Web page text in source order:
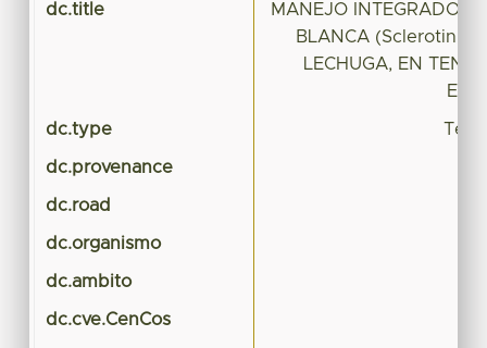
dc.title
MANEJO INTEGRADO
BLANCA (Sclerotinia
LECHUGA, EN
dc.type
dc.provenance
dc.road
dc.organismo
dc.ambito
dc.cve.CenCos